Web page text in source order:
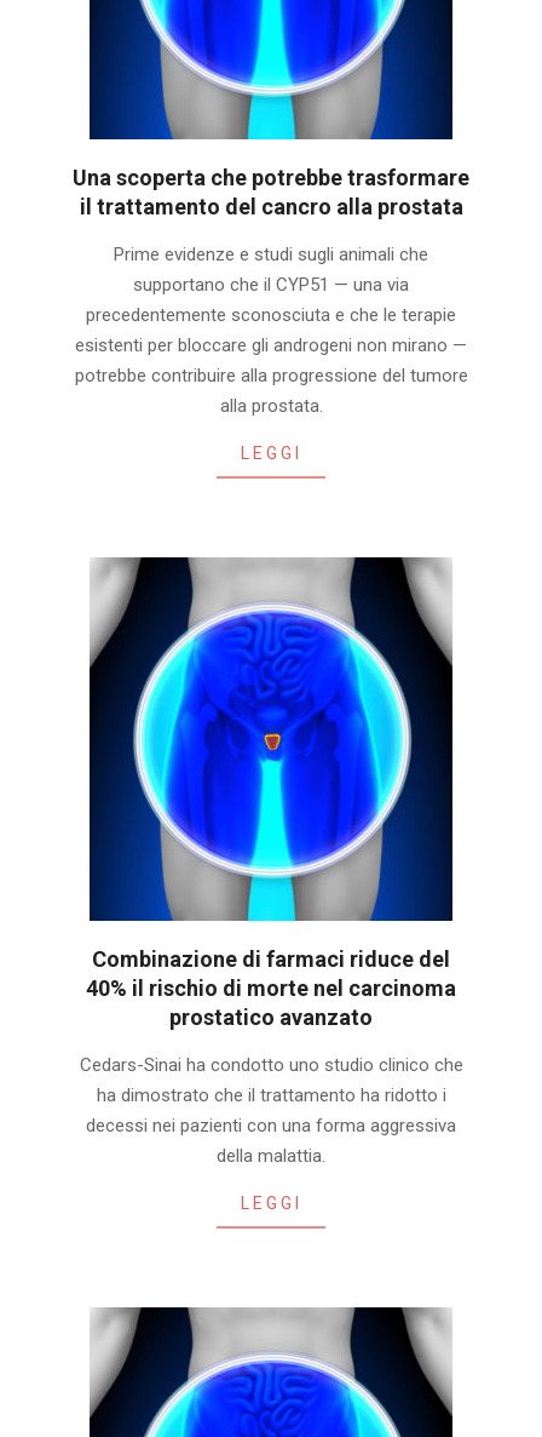
Una scoperta che potrebbe trasformare
il trattamento del cancro alla prostata
Prime evidenze e studi sugli animali che
supportano che il CYP51 — una via
precedentemente sconosciuta e che le terapie
esistenti per bloccare gli androgeni non mirano —
potrebbe contribuire alla progressione del tumore
alla prostata.
LEGGI
Combinazione di farmaci riduce del
40% il rischio di morte nel carcinoma
prostatico avanzato
10-
Cedars-Sinai ha condotto uno studio clinico che
ha dimostrato che il trattamento ha ridotto i
decessi nei pazienti con una forma aggressiva
della malattia.
LEGGI